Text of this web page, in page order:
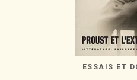
ESSAIS ET